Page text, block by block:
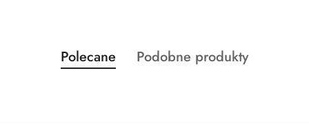
Pomiń karuzelę produktów
Produkty
o
Polecane
Produkty
Podobne produkty